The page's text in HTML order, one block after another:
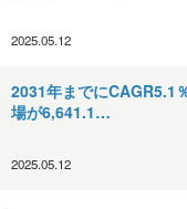
2025.05.12
2031年までにCAGR5.1
場が6,641.1…
2025.05.12